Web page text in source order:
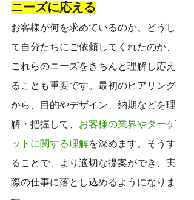
ニーズに応える
お客様が何を求めているのか、どうし
て自分たちにご依頼してくれたのか、
これらのニーズをきちんと理解し応え
ることも重要です。最初のヒアリング
から、目的やデザイン、納期などを理
解・把握して、 お客様の業界やターゲ
ットに関する理解を深めます。そうす
ることで、より適切な提案ができ、実
際の仕事に落とし込めるようになりま